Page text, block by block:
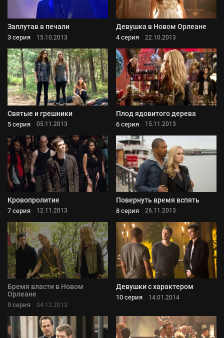
Заплутав в печали
3 серия 15.10.2013
Девушка в Новом Орлеане
4 серия 22.10.2013
Святые и грешники
5 серия 05.11.2013
Плод ядовитого дерева
6 серия 15.11.2013
Кровопролитие
7 серия 12.11.2013
Повернуть время вспять
8 серия 26.11.2013
Бремя власти в Новом
Орлеане
9 серия 04.12.2013
Девушки с характером
10 серия 14.01.2014